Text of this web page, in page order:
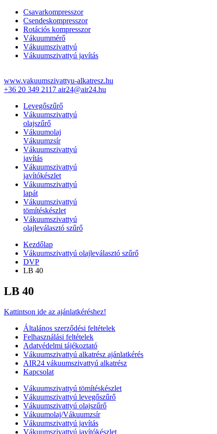
Csavarkompresszor
Csendeskompresszor
Rotációs kompresszor
Vákuummérő
Vákuumszivattyú
Vákuumszivattyú javítás
www.vakuumszivattyu-alkatresz.hu
+36 20 349 2117 air24@air24.hu
Levegőszűrő
Vákuumszivattyú
olajszűrő
Vákuumolaj
Vákuumzsír
Vákuumszivattyú
javítás
Vákuumszivattyú
javítókészlet
Vákuumszivattyú
lapát
Vákuumszivattyú
tömítéskészlet
Vákuumszivattyú
olajleválasztó szűrő
Kezdőlap
Vákuumszivattyú olajleválasztó szűrő
DVP
LB 40
LB 40
Kattintson ide az ajánlatkéréshez!
Általános szerződési feltételek
Felhasználási feltételek
Adatvédelmi tájékoztató
Vákuumszivattyú alkatrész ajánlatkérés
AIR24 vákuumszivattyú alkatrész
Kapcsolat
Vákuumszivattyú tömítéskészlet
Vákuumszivattyú levegőszűrő
Vákuumszivattyú olajszűrő
Vákuumolaj/Vákuumzsír
Vákuumszivattyú javítás
Vákuumszivattyú javítókészlet